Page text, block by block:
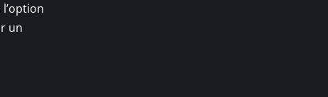
un